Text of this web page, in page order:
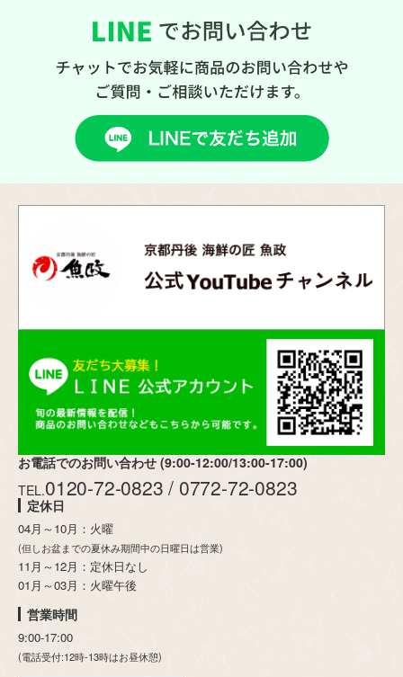
お電話でのお問い合わせ (9:00-12:00/13:00-17:00)
TEL.0120-72-0823 / 0772-72-0823
定休日
04月～10月：火曜
(但しお盆までの夏休み期間中の日曜日は営業)
11月～12月：定休日なし
01月～03月：火曜午後
営業時間
9:00-17:00
(電話受付:12時-13時はお昼休憩)